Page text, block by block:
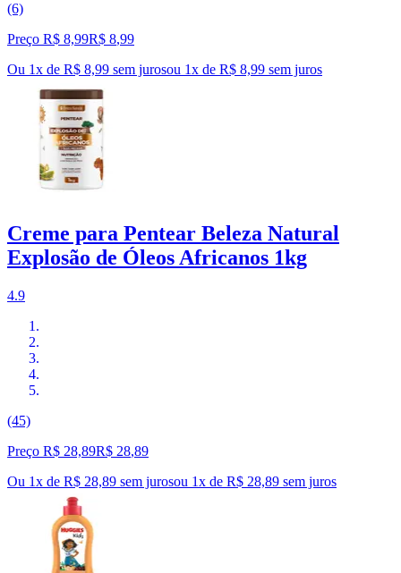
(6)
Preço R$ 8,99R$ 8,99
Ou 1x de R$ 8,99 sem jurosou 1x de R$ 8,99 sem juros
Creme para Pentear Beleza Natural
Explosão de Óleos Africanos 1kg
4.9
(45)
Preço R$ 28,89R$ 28,89
Ou 1x de R$ 28,89 sem jurosou 1x de R$ 28,89 sem juros